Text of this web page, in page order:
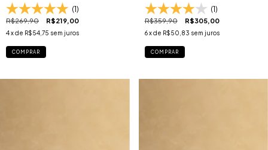
(1)
R$269,90 R$219,00
4x de R$54,75 sem juros
COMPRAR
(1)
R$359,90 R$305,00
6 x de R$50,83 sem juros
COMPRAR